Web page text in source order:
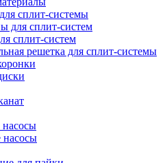
сплит-системы
для сплит-систем
сплит-систем
решетка для сплит-системы